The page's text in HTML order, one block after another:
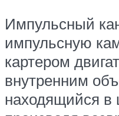
Импульсный
импульсную
картером
внутренним
находящийся в